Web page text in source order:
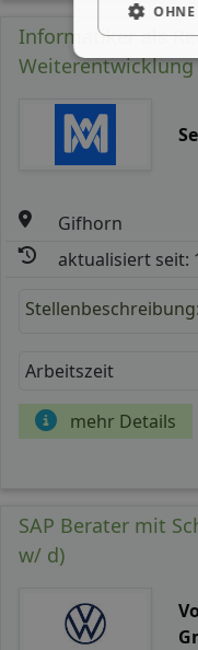
Informatiker als
Gifhorn
aktualisiert seit:
Stellenbeschreibung:
Arbeitszeit
mehr Details
SAP Berater mit
w/ d)
OHNE